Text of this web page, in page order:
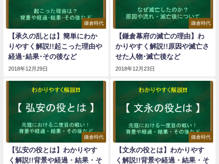
鎌倉時代
【承久の乱とは】簡単にわか
りやすく解説!!起こった理由や
経過･結果･その後など
2018年12月29日
鎌倉時代
【鎌倉幕府の滅亡の理由】わ
かりやすく解説!!原因や滅亡さ
せた人物･滅亡後など
2018年12月23日
鎌倉時代
【弘安の役とは】わかりやす
く解説!!背景や経過・結果・そ
鎌倉時代
【文永の役とは】わかりやす
く解説!!背景や経過・結果・そ